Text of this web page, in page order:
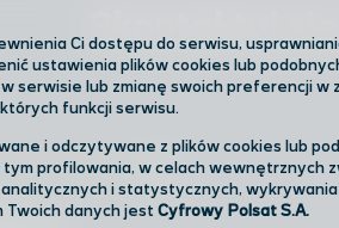
Skontaktuj
nas w salonie
Ci dostępu do serwisu,
ustawienia plików cookies lub
serwisie lub zmianę swoich preferencji w
funkcji serwisu.
i odczytywane z plików cookies lub
profilowania, w celach wewnętrznych
i statystycznych,
Twoich danych jest Cyfrowy Polsat S.A.